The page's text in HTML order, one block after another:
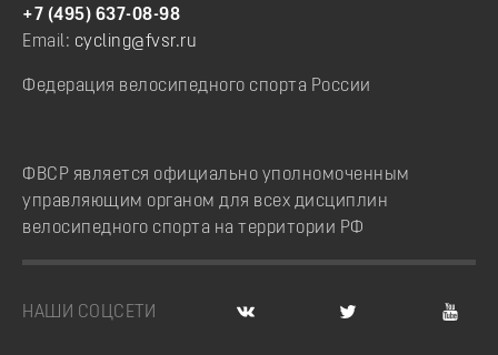
+7 (495) 637-08-98
Email: cycling@fvsr.ru
Федерация велосипедного спорта России
ФВСР является официально уполномоченным
управляющим органом для всех дисциплин
велосипедного спорта на территории РФ
НАШИ СОЦСЕТИ